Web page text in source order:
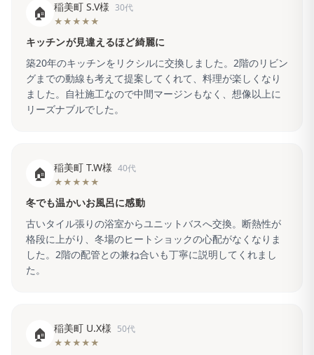
🏠 稲美町 S.V様 30代
★★★★★
キッチンが見違えるほど綺麗に
築20年のキッチンをリクシルに交換しました。2階のリビン
グまでの動線も考えて提案してくれて、料理が楽しくなり
ました。自社施工なので中間マージンもなく、想像以上に
リーズナブルでした。
🏠 稲美町 T.W様 40代
★★★★★
冬でも温かいお風呂に感動
古いタイル張りの浴室からユニットバスへ交換。断熱性が
格段に上がり、冬場のヒートショックの心配がなくなりま
した。2階の配管との兼ね合いも丁寧に説明してくれまし
た。
🏠 稲美町 U.X様 50代
★★★★★